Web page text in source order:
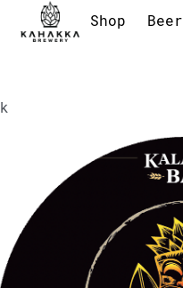
Shop Beer